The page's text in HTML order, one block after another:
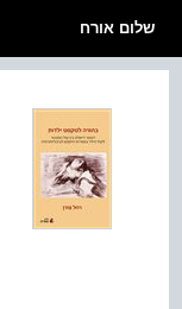
שלום אורח